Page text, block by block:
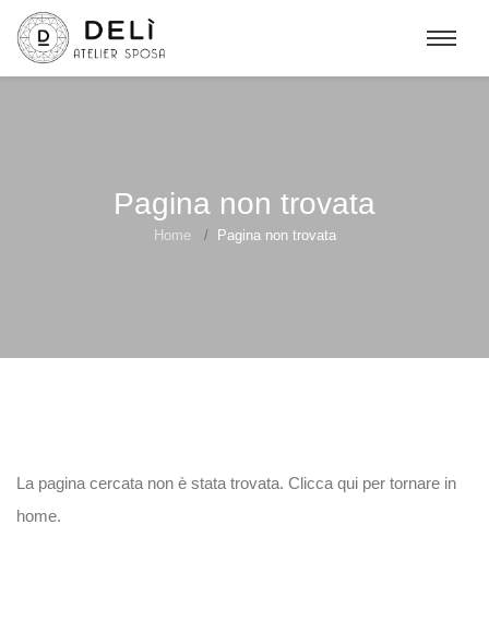
Pagina non trovata
Home Pagina non trovata
La pagina cercata non è stata trovata. Clicca qui per tornare in
home.